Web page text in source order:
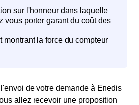
de votre demande à Enedis
allez recevoir une proposition